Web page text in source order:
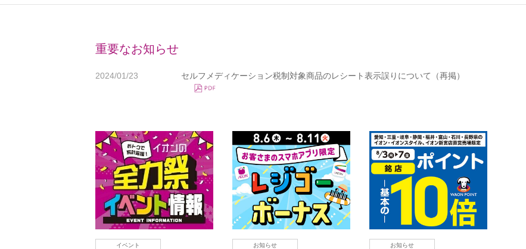
重要なお知らせ
2024/01/23 セルフメディケーション税制対象商品のレシート表示誤りについて（再掲）
イベント お知らせ お知らせ